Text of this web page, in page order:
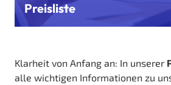
Preisliste
Klarheit von Anfang an: In unserer
alle wichtigen Informationen zu